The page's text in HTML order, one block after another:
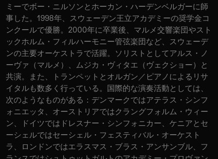
ミーでボー・ニルソンとホーカン・ハーデンベルガーに師
事した。1998年、スウェーデン王立アカデミーの奨学金コ
ンクールで優勝。2000年に卒業後、マルメ交響楽団やスト
ックホルム・フィルハーモニー管弦楽団など、スウェーデ
ンの主要オーケストラで活躍。ソリストとしてアルス・ノ
ーヴァ（マルメ）、ムジカ・ヴィタエ（ヴェクショー）と
共演。また、トランペットとオルガン／ピアノによるリサ
イタルも数多く行っている。国際的な演奏活動としては、
次のようなものがある：デンマークではアテラス・シンフ
ォニエッタ、オーストリアではクラングフォルム・ウィー
ン、ドイツではドレスナー・シンフォニカー、ケニアとセ
ーシェルではセーシェル・フェスティバル・オーケスト
ラ、ロンドンではエラスマス・ブラス・アンサンブル、フ